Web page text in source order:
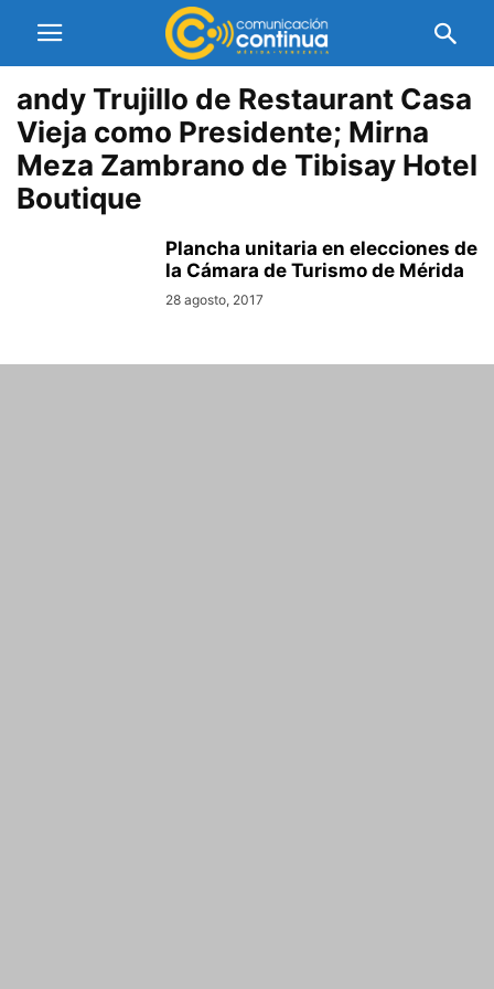
andy Trujillo de Restaurant Casa
Vieja como Presidente; Mirna
Meza Zambrano de Tibisay Hotel
Boutique
Plancha unitaria en elecciones de
la Cámara de Turismo de Mérida
28 agosto, 2017